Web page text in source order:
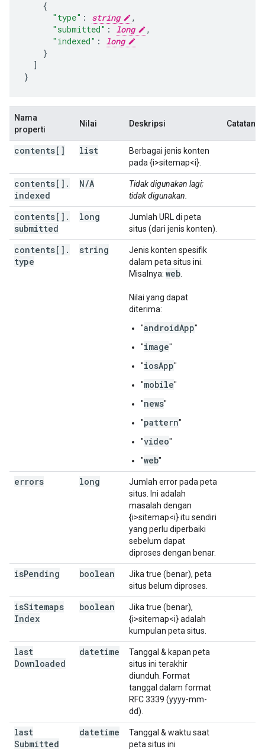
"type" : string
,
"submitted" : long
,
"indexed" :
long
]
}
Nama
properti
Nilai Deskripsi Catatan
contents[] list
Berbagai jenis konten
pada {i>sitemap<i}.
contents[] .
indexed
N/A
Tidak digunakan lagi;
tidak digunakan.
contents[] .
submitted
long
Jumlah URL di peta
situs (dari jenis konten).
contents[] .
type
string
Jenis konten spesifik
dalam peta situs ini.
Misalnya: web
Nilai yang dapat
diterima:
"androidApp"
"image"
"iosApp"
"mobile"
"news"
"pattern"
"video"
"web"
errors long
Jumlah error pada peta
situs. Ini adalah
masalah dengan
{i>sitemap<i} itu sendiri
yang perlu diperbaiki
sebelum dapat
diproses dengan benar.
isPending boolean
Jika true (benar), peta
situs belum diproses.
isSitemaps
Index
boolean
Jika true (benar),
{i>sitemap<i} adalah
kumpulan peta situs.
last
Downloaded
datetime
Tanggal & kapan peta
situs ini terakhir
diunduh. Format
tanggal dalam format
RFC 3339 (yyyy-mm-
dd).
last
Submitted
datetime
Tanggal & waktu saat
peta situs ini